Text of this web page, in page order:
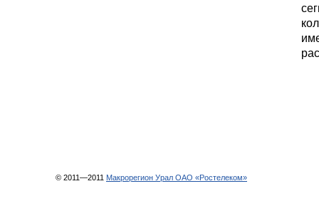
© 2011—2011 Макрорегион Урал ОАО «Ростелеком»